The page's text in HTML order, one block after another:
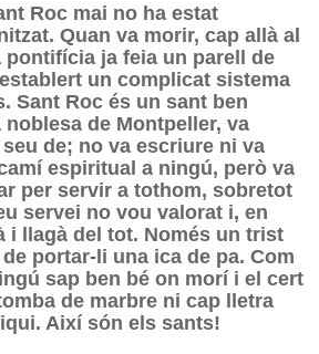
Roc mai no ha estat
Quan va morir, cap allà al
pontifícia ja feia un parell de
un complicat sistema
Sant Roc és un sant ben
de Montpeller, va
de; no va escriure ni va
espiritual a ningú, però va
per servir a tothom, sobretot
servei no vou valorat i, en
i llagà del tot. Només un trist
portar-li una ica de pa. Com
sap ben bé on morí i el cert
de marbre ni cap lletra
Així són els sants!